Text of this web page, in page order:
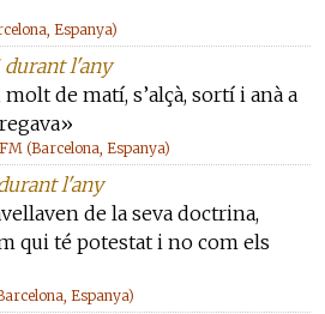
Espanya)
durant l'any
molt de matí, s’alçà, sortí i anà a
(Barcelona, Espanya)
l'any
de la seva doctrina,
qui té potestat i no com els
Espanya)